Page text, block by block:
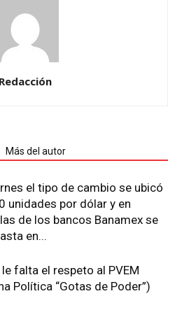
Redacción
Más del autor
el tipo de cambio se ubicó
unidades por dólar y en
de los bancos Banamex se
en...
falta el respeto al PVEM
Política “Gotas de Poder”)